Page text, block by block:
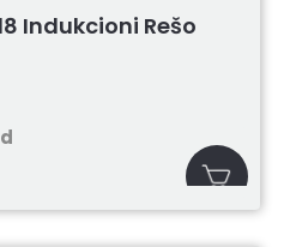
Indukcioni Rešo